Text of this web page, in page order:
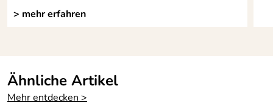
> mehr erfahren
Ähnliche Artikel
Mehr entdecken >